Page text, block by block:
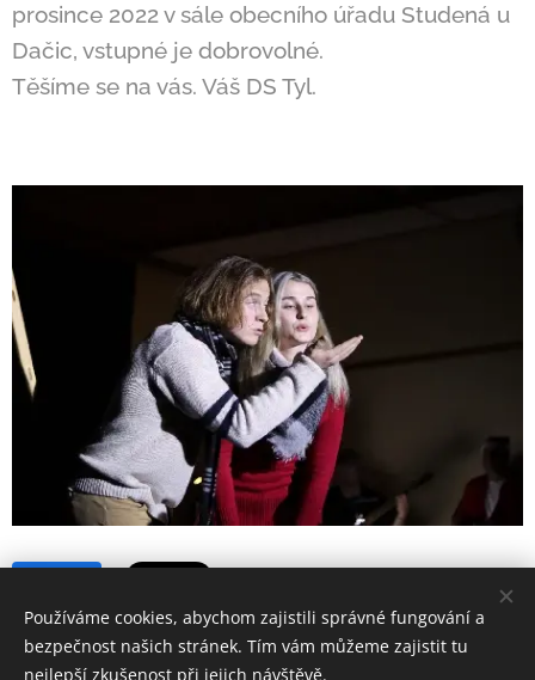
prosince 2022 v sále obecního úřadu Studená u
Dačic, vstupné je dobrovolné.
Těšíme se na vás. Váš DS Tyl.
Používáme cookies, abychom zajistili správné fungování a
bezpečnost našich stránek. Tím vám můžeme zajistit tu
nejlepší zkušenost při jejich návštěvě.